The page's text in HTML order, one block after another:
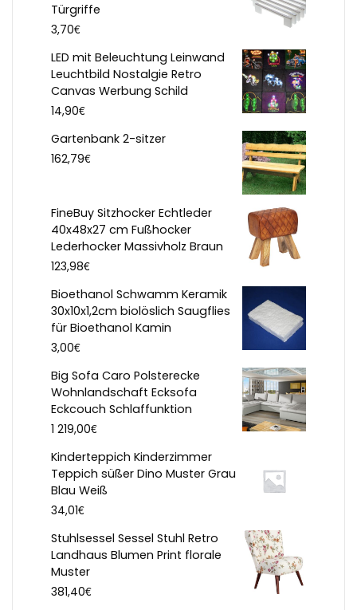
Türgriffe
3,70€
LED mit Beleuchtung Leinwand
Leuchtbild Nostalgie Retro
Canvas Werbung Schild
14,90€
Gartenbank 2-sitzer
162,79€
FineBuy Sitzhocker Echtleder
40x48x27 cm Fußhocker
Lederhocker Massivholz Braun
123,98€
Bioethanol Schwamm Keramik
30x10x1,2cm biolöslich Saugflies
für Bioethanol Kamin
3,00€
Big Sofa Caro Polsterecke
Wohnlandschaft Ecksofa
Eckcouch Schlaffunktion
1 219,00€
Kinderteppich Kinderzimmer
Teppich süßer Dino Muster Grau
Blau Weiß
34,01€
Stuhlsessel Sessel Stuhl Retro
Landhaus Blumen Print florale
Muster
381,40€